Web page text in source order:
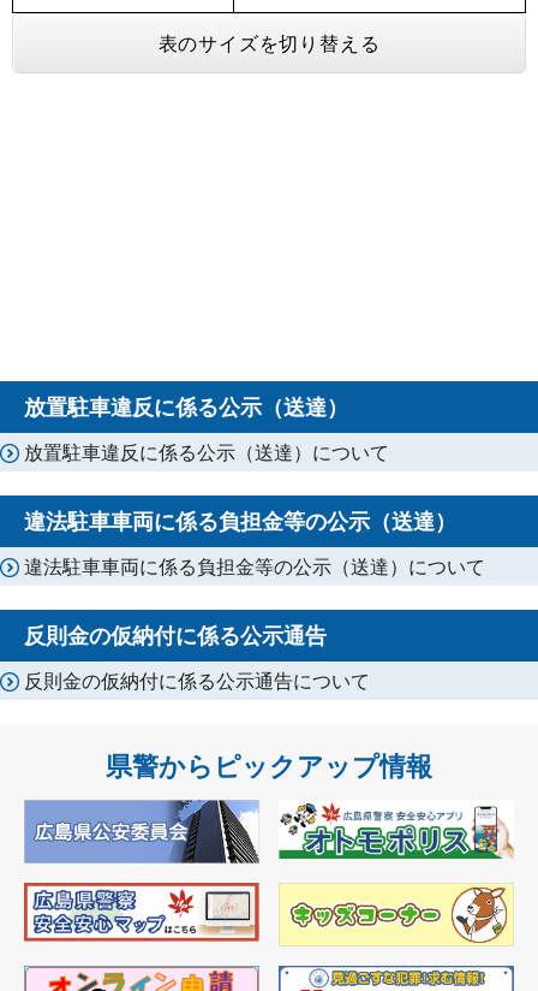
表のサイズを切り替える
放置駐車違反に係る公示（送達）
放置駐車違反に係る公示（送達）について
違法駐車車両に係る負担金等の公示（送達）
違法駐車車両に係る負担金等の公示（送達）について
反則金の仮納付に係る公示通告
反則金の仮納付に係る公示通告について
県警からピックアップ情報